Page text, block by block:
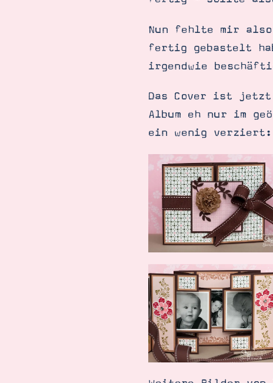
Datenschutz
Nun fehlte mir
fertig gebastelt
irgendwie
Das Cover ist jetzt
Album eh nur im
ein wenig verziert: